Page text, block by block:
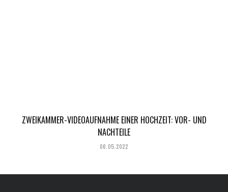
ZWEIKAMMER-VIDEOAUFNAHME EINER HOCHZEIT: VOR- UND
NACHTEILE
06.05.2022